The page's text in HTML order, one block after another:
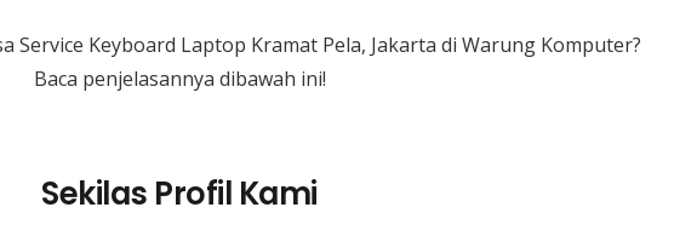
Service Keyboard Laptop Kramat Pela, Jakarta di Warung Komputer?
Baca penjelasannya dibawah ini!
Sekilas Profil Kami